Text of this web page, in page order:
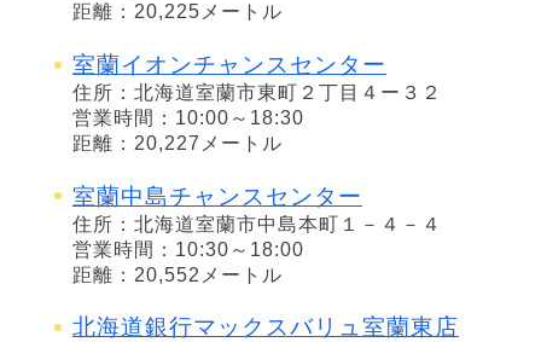
距離：20,225メートル
室蘭イオンチャンスセンター
住所：北海道室蘭市東町２丁目４ー３２
営業時間：10:00～18:30
距離：20,227メートル
室蘭中島チャンスセンター
住所：北海道室蘭市中島本町１－４－４
営業時間：10:30～18:00
距離：20,552メートル
北海道銀行マックスバリュ室蘭東店